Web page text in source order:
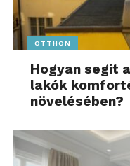
OTTHON
Hogyan segít
lakók
növelésében?